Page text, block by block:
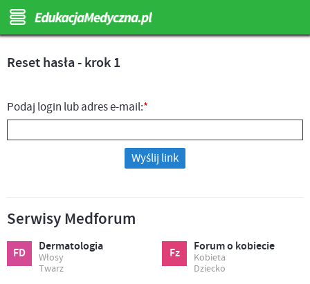
Reset hasła - krok 1
Podaj login lub adres e-mail:*
Wyślij link
Serwisy Medforum
FD Dermatologia
Włosy
Twarz
Fz Forum o kobiecie
Kobieta
Dziecko